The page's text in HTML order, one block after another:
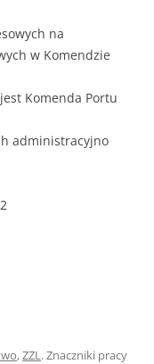
na
w Komendzie
Komenda Portu
administracyjno
,ZZL. Znaczniki pracy